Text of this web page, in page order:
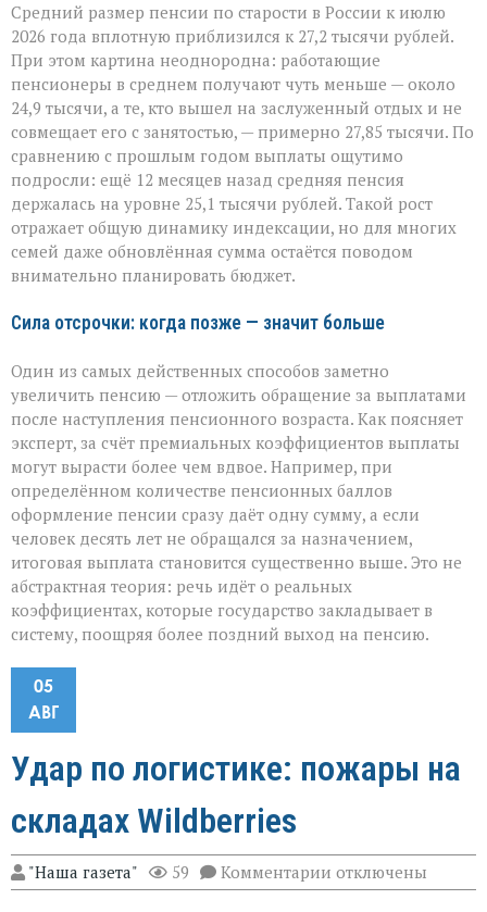
Средний размер пенсии по старости в России к июлю
2026 года вплотную приблизился к 27,2 тысячи рублей.
При этом картина неоднородна: работающие
пенсионеры в среднем получают чуть меньше — около
24,9 тысячи, а те, кто вышел на заслуженный отдых и не
совмещает его с занятостью, — примерно 27,85 тысячи. По
сравнению с прошлым годом выплаты ощутимо
подросли: ещё 12 месяцев назад средняя пенсия
держалась на уровне 25,1 тысячи рублей. Такой рост
отражает общую динамику индексации, но для многих
семей даже обновлённая сумма остаётся поводом
внимательно планировать бюджет.
Сила отсрочки: когда позже — значит больше
Один из самых действенных способов заметно
увеличить пенсию — отложить обращение за выплатами
после наступления пенсионного возраста. Как поясняет
эксперт, за счёт премиальных коэффициентов выплаты
могут вырасти более чем вдвое. Например, при
определённом количестве пенсионных баллов
оформление пенсии сразу даёт одну сумму, а если
человек десять лет не обращался за назначением,
итоговая выплата становится существенно выше. Это не
абстрактная теория: речь идёт о реальных
коэффициентах, которые государство закладывает в
систему, поощряя более поздний выход на пенсию.
05
АВГ
Удар по логистике: пожары на
складах Wildberries
"Наша газета" 59 Комментарии к
записи
отключены